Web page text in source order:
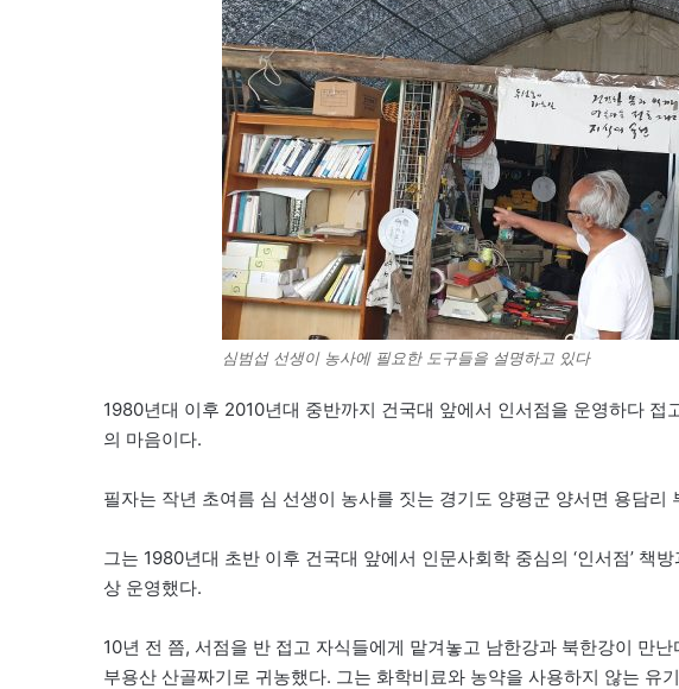
심범섭 선생이 농사에 필요한 도구들을 설명하고 있다
1980년대 이후 2010년대 중반까지 건국대 앞에서 인서점을 운영하다
의 마음이다.
필자는 작년 초여름 심 선생이 농사를 짓는 경기도 양평군 양서면 용담리
그는 1980년대 초반 이후 건국대 앞에서 인문사회학 중심의 ‘인서점’ 책
상 운영했다.
10년 전 쯤, 서점을 반 접고 자식들에게 맡겨놓고 남한강과 북한강이 만
부용산 산골짜기로 귀농했다. 그는 화학비료와 농약을 사용하지 않는 유